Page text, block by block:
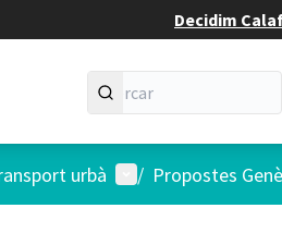
Decidim
urbà Menú d'usuari
/ Propostes